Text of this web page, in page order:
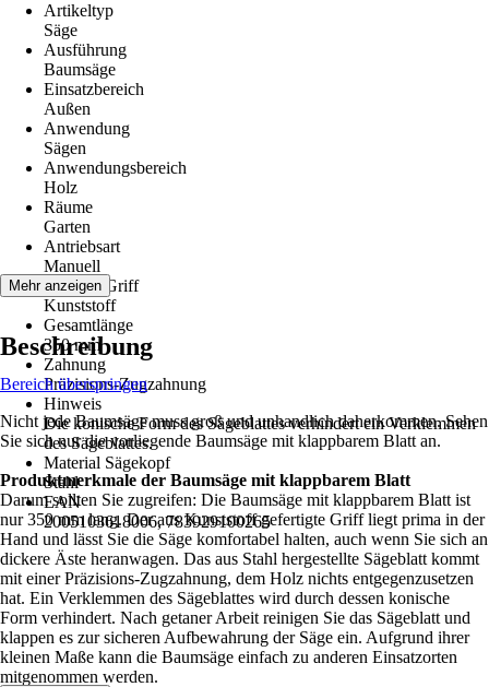
Artikeltyp
Säge
Ausführung
Baumsäge
Einsatzbereich
Außen
Anwendung
Sägen
Anwendungsbereich
Holz
Räume
Garten
Antriebsart
Manuell
Material Griff
Kunststoff
Gesamtlänge
350 mm
Zahnung
Präzisions-Zugzahnung
Hinweis
Die konische Form des Sägeblattes verhindert ein Verklemmen
des Sägeblattes.
Material Sägekopf
Stahl
EAN
2005103618006, 783929100265
Mehr anzeigen
Beschreibung
Bereich überspringen
Nicht jede Baumsäge muss groß und unhandlich daherkommen. Sehen
Sie sich nur die vorliegende Baumsäge mit klappbarem Blatt an.
Produktmerkmale der Baumsäge mit klappbarem Blatt
Darum sollten Sie zugreifen: Die Baumsäge mit klappbarem Blatt ist
nur 350 mm lang. Der aus Kunststoff gefertigte Griff liegt prima in der
Hand und lässt Sie die Säge komfortabel halten, auch wenn Sie sich an
dickere Äste heranwagen. Das aus Stahl hergestellte Sägeblatt kommt
mit einer Präzisions-Zugzahnung, dem Holz nichts entgegenzusetzen
hat. Ein Verklemmen des Sägeblattes wird durch dessen konische
Form verhindert. Nach getaner Arbeit reinigen Sie das Sägeblatt und
klappen es zur sicheren Aufbewahrung der Säge ein. Aufgrund ihrer
kleinen Maße kann die Baumsäge einfach zu anderen Einsatzorten
mitgenommen werden.